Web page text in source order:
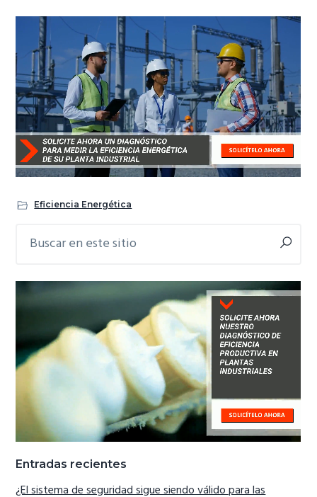
Eficiencia Energética
Barra
primaria
sitio
Entradas recientes
¿El sistema de seguridad sigue siendo válido para las